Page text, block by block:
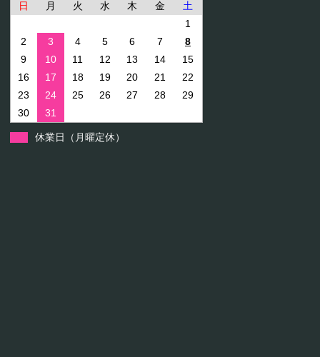
日
月 火 水 木 金
土
1
2
3 4 5 6 7
8
9
10 11 12 13 14
15
16
17 18 19 20 21
22
23
24 25 26 27 28
29
30
31
休業日（月曜定休）